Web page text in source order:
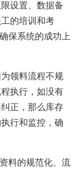
设置、数据备
的培训和考
保系统的成功上
领料流程不规
执行，如没有
正，那么库存
行和监控，确
料的规范化、流